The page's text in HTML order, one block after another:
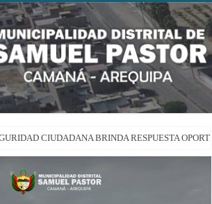
CIUDADANA BRINDA RESPUESTA